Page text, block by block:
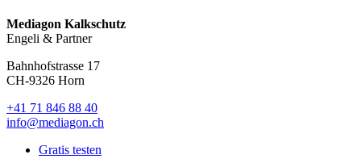
Mediagon Kalkschutz
Engeli & Partner
Bahnhofstrasse 17
CH-9326 Horn
+41 71 846 88 40
info@mediagon.ch
Gratis testen